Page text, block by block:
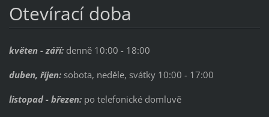
Otevírací doba
květen - září:denně 10:00 - 18:00
duben, říjen:sobota, neděle, svátky 10:00 - 17:00
listopad - březen:po telefonické domluvě